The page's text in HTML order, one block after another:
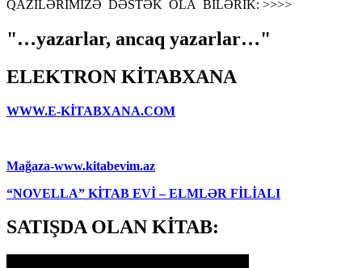
QAZİLƏRIMİZƏ DƏSTƏK OLA BİLƏRİK: >>>>
"…yazarlar, ancaq yazarlar…"
ELEKTRON KİTABXANA
WWW.E-KİTABXANA.COM
Mağaza-www.kitabevim.az
“NOVELLA” KİTAB EVİ – ELMLƏR FİLİALI
SATIŞDA OLAN KİTAB: